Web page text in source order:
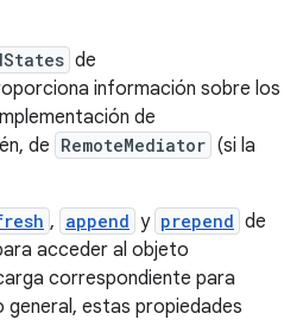
de
información sobre los
de
de RemoteMediator (si la
, append y prepend de
acceder al objeto
correspondiente para
estas propiedades